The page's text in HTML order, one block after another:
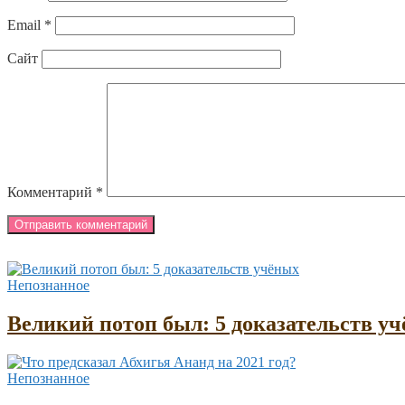
Email *
Сайт
Комментарий *
Непознанное
Великий потоп был: 5 доказательств
Непознанное